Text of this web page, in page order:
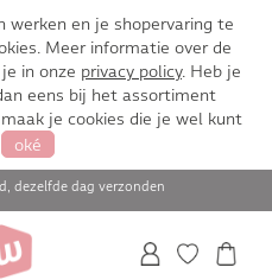
en je shopervaring te
Meer informatie over de
in onze privacy policy. Heb je
eens bij het assortiment
je cookies die je wel kunt
oké
dezelfde dag verzonden